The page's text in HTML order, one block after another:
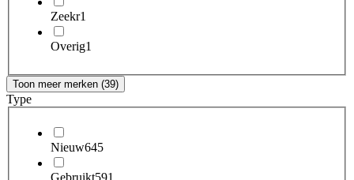
Zeekr1
Overig1
Toon meer merken (39)
Type
Nieuw645